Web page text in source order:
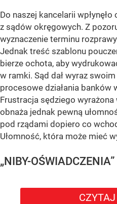
Do naszej kancelarii
z sądów okręgowych. Z
wyznaczenie terminu
Jednak treść szablonu
bierze ochota, aby
w ramki. Sąd dał wyraz
procesowe działania
Frustracja sędziego wyrażona
obnaża jednak pewną
pod rządami dopiero co
Ułomność, która może mieć
„NIBY-